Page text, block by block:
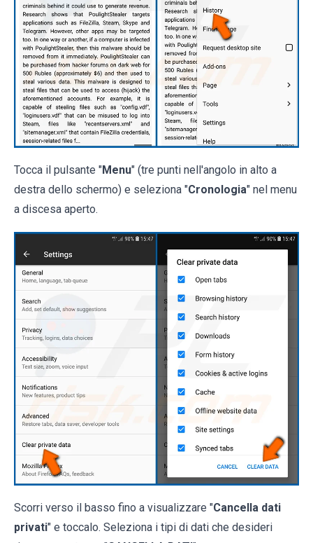
Tocca il pulsante "Menu" (tre punti nell'angolo in alto a
destra dello schermo) e seleziona "Cronologia" nel menu
a discesa aperto.
Scorri verso il basso fino a visualizzare "Cancella dati
privati" e toccalo. Seleziona i tipi di dati che desideri